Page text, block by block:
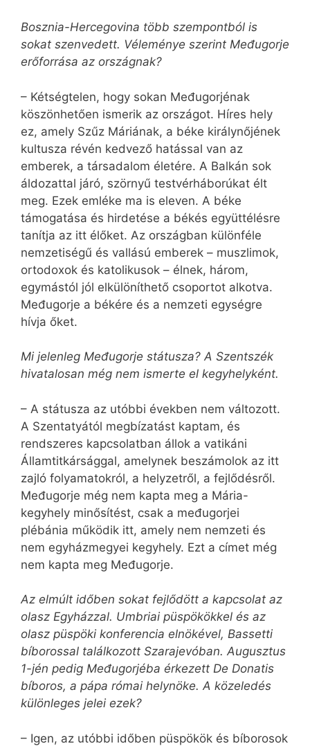
Bosznia-Hercegovina több szempontból is
sokat szenvedett. Véleménye szerint Međugorje
erőforrása az országnak?
– Kétségtelen, hogy sokan Međugorjénak
köszönhetően ismerik az országot. Híres hely
ez, amely Szűz Máriának, a béke királynőjének
kultusza révén kedvező hatással van az
emberek, a társadalom életére. A Balkán sok
áldozattal járó, szörnyű testvérháborúkat élt
meg. Ezek emléke ma is eleven. A béke
támogatása és hirdetése a békés együttélésre
tanítja az itt élőket. Az országban különféle
nemzetiségű és vallású emberek – muszlimok,
ortodoxok és katolikusok – élnek, három,
egymástól jól elkülöníthető csoportot alkotva.
Međugorje a békére és a nemzeti egységre
hívja őket.
Mi jelenleg Međugorje státusza? A Szentszék
hivatalosan még nem ismerte el kegyhelyként.
– A státusza az utóbbi években nem változott.
A Szentatyától megbízatást kaptam, és
rendszeres kapcsolatban állok a vatikáni
Államtitkársággal, amelynek beszámolok az itt
zajló folyamatokról, a helyzetről, a fejlődésről.
Međugorje még nem kapta meg a Mária-
kegyhely minősítést, csak a međugorjei
plébánia működik itt, amely nem nemzeti és
nem egyházmegyei kegyhely. Ezt a címet még
nem kapta meg Međugorje.
Az elmúlt időben sokat fejlődött a kapcsolat az
olasz Egyházzal. Umbriai püspökökkel és az
olasz püspöki konferencia elnökével, Bassetti
bíborossal találkozott Szarajevóban. Augusztus
1-jén pedig Međugorjéba érkezett De Donatis
bíboros, a pápa római helynöke. A közeledés
különleges jelei ezek?
– Igen, az utóbbi időben püspökök és bíborosok